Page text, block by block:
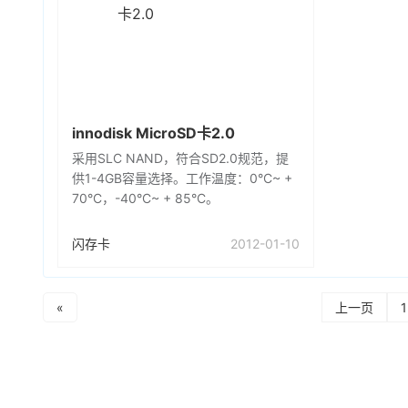
innodisk MicroSD卡2.0
采用SLC NAND，符合SD2.0规范，提
供1-4GB容量选择。工作温度：0°C~ +
70°C，-40°C~ + 85°C。
闪存卡 2012-01-10
« 上一页 1